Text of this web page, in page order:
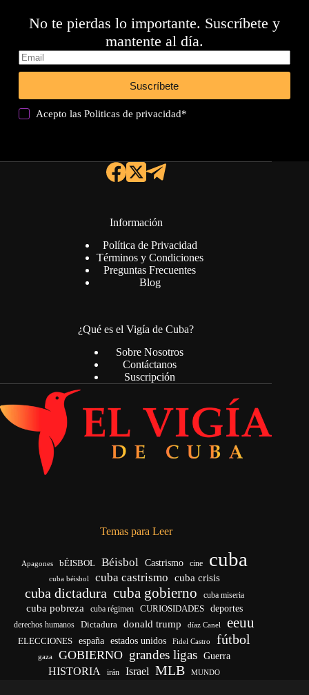
No te pierdas lo importante. Suscríbete y
mantente al día.
Suscríbete
Acepto lasPoliticas de privacidad*
Información
Política de Privacidad
Términos y Condiciones
Preguntas Frecuentes
Blog
¿Qué es el Vigía de Cuba?
Sobre Nosotros
Contáctanos
Suscripción
Temas para Leer
Apagones bÉISBOL Béisbol Castrismo cine cuba
cuba béisbol cuba castrismo cuba crisis
cuba dictadura cuba gobierno cuba miseria
cuba pobreza cuba régimen CURIOSIDADES deportes
derechos humanos Dictadura donald trump díaz Canel eeuu
ELECCIONES españa estados unidos Fidel Castro fútbol
gaza GOBIERNO grandes ligas Guerra
HISTORIA irán Israel MLB MUNDO